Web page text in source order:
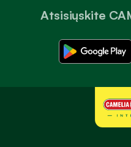
Atsisiųskite